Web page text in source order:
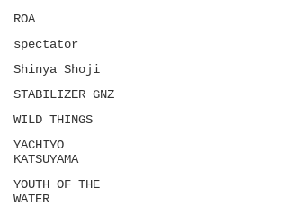
ROA
spectator
Shinya Shoji
STABILIZER GNZ
WILD THINGS
YACHIYO
KATSUYAMA
YOUTH OF THE
WATER